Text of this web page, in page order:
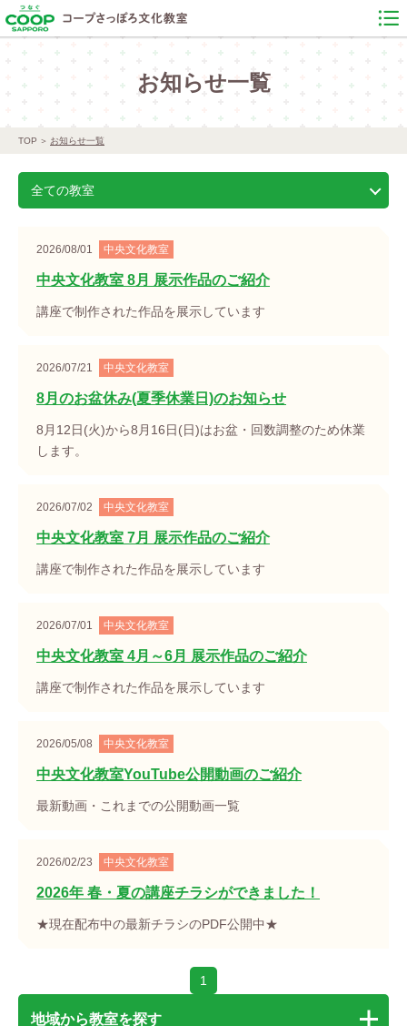
お知らせ一覧
TOP お知らせ一覧
全ての教室
2026/08/01 中央文化教室
中央文化教室 8月 展示作品のご紹介
講座で制作された作品を展示しています
2026/07/21 中央文化教室
8月のお盆休み(夏季休業日)のお知らせ
8月12日(火)から8月16日(日)はお盆・回数調整のため休業
します。
2026/07/02 中央文化教室
中央文化教室 7月 展示作品のご紹介
講座で制作された作品を展示しています
2026/07/01 中央文化教室
中央文化教室 4月～6月 展示作品のご紹介
講座で制作された作品を展示しています
2026/05/08 中央文化教室
中央文化教室YouTube公開動画のご紹介
最新動画・これまでの公開動画一覧
2026/02/23 中央文化教室
2026年 春・夏の講座チラシができました！
★現在配布中の最新チラシのPDF公開中★
1
地域から教室を探す